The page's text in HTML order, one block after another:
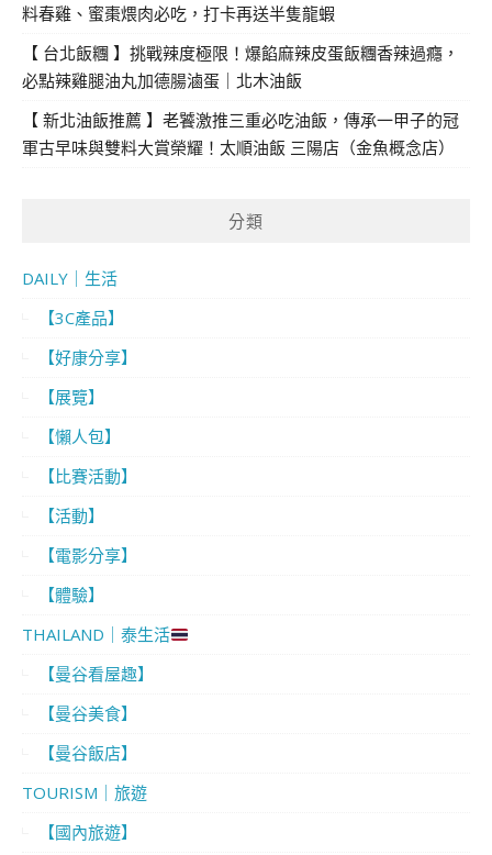
料春雞、蜜棗煨肉必吃，打卡再送半隻龍蝦
【 台北飯糰 】挑戰辣度極限！爆餡麻辣皮蛋飯糰香辣過癮，
必點辣雞腿油丸加德腸滷蛋｜北木油飯
【 新北油飯推薦 】老饕激推三重必吃油飯，傳承一甲子的冠
軍古早味與雙料大賞榮耀！太順油飯 三陽店（金魚概念店）
分類
DAILY｜生活
【3C產品】
【好康分享】
【展覽】
【懶人包】
【比賽活動】
【活動】
【電影分享】
【體驗】
THAILAND｜泰生活
【曼谷看屋趣】
【曼谷美食】
【曼谷飯店】
TOURISM｜旅遊
【國內旅遊】